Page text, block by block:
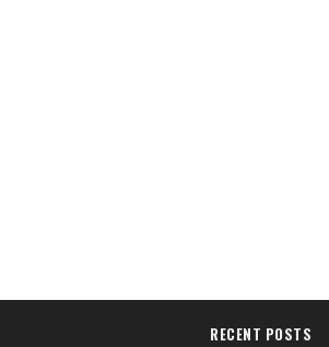
RECENT POSTS